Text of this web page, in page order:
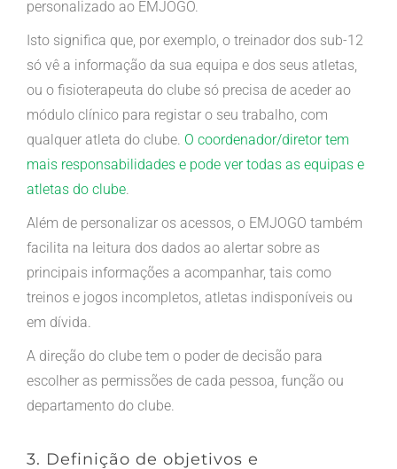
personalizado ao EMJOGO.
Isto significa que, por exemplo, o treinador dos sub-12
só vê a informação da sua equipa e dos seus atletas,
ou o fisioterapeuta do clube só precisa de aceder ao
módulo clínico para registar o seu trabalho, com
qualquer atleta do clube. O coordenador/diretor tem
mais responsabilidades e pode ver todas as equipas e
atletas do clube
Além de personalizar os acessos, o EMJOGO também
facilita na leitura dos dados ao alertar sobre as
principais informações a acompanhar, tais como
treinos e jogos incompletos, atletas indisponíveis ou
em dívida.
A direção do clube tem o poder de decisão para
escolher as permissões de cada pessoa, função ou
departamento do clube.
3. Definição de objetivos e